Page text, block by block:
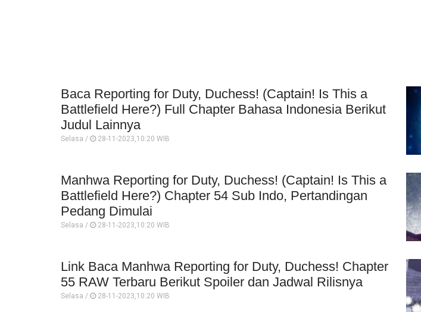
Baca Reporting for Duty, Duchess! (Captain! Is This a
Battlefield Here?) Full Chapter Bahasa Indonesia Berikut
Judul Lainnya
Selasa / 28-11-2023,10:20 WIB
Manhwa Reporting for Duty, Duchess! (Captain! Is This a
Battlefield Here?) Chapter 54 Sub Indo, Pertandingan
Pedang Dimulai
Selasa / 28-11-2023,10:20 WIB
Link Baca Manhwa Reporting for Duty, Duchess! Chapter
55 RAW Terbaru Berikut Spoiler dan Jadwal Rilisnya
Selasa / 28-11-2023,10:20 WIB